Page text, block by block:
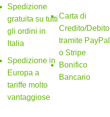
Spedizione
gratuita su tutti
gli ordini in
Italia
Spedizione in
Europa a
tariffe molto
vantaggiose
Carta di
Credito/Debito
tramite PayPal
o Stripe
Bonifico
Bancario